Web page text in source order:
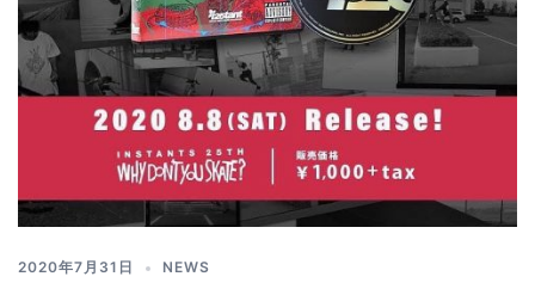
2020年7月31日 NEWS